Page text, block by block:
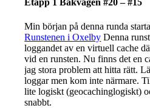
Etapp 1 Bakvägen #20 – #15
Min början på denna runda
Runstenen i Oxelby Denna
loggandet av en virtuell cache
vid en runsten. Nu finns det en
jag stora problem att hitta rätt.
loggar men kom inte närmare.
lite logiskt (geocachinglogiskt)
snabbt.